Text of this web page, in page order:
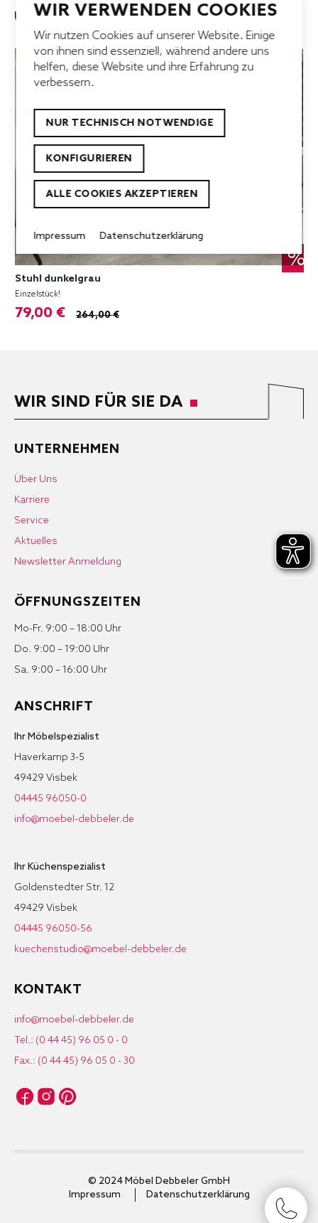
UNSERE TOP-ANGEBOTE
%
Stuhl dunkelgrau
Einzelstück!
79,00 € 264,00 €
WIR SIND FÜR SIE DA
UNTERNEHMEN
Über Uns
Karriere
Service
Aktuelles
Newsletter Anmeldung
ÖFFNUNGSZEITEN
Mo-Fr. 9:00 – 18:00 Uhr
Do. 9:00 – 19:00 Uhr
Sa. 9:00 – 16:00 Uhr
ANSCHRIFT
Ihr Möbelspezialist
Haverkamp 3-5
49429 Visbek
04445 96050-0
info@moebel-debbeler.de
Ihr Küchenspezialist
Goldenstedter Str. 12
49429 Visbek
04445 96050-56
kuechenstudio@moebel-debbeler.de
KONTAKT
info@moebel-debbeler.de
Tel.: (0 44 45) 96 05 0 - 0
Fax.: (0 44 45) 96 05 0 - 30
© 2024 Möbel Debbeler GmbH
Impressum
Datenschutzerklärung
WIR VERWENDEN COOKIES
Wir nutzen Cookies auf unserer Website. Einige
von ihnen sind essenziell, während andere uns
helfen, diese Website und ihre Erfahrung zu
verbessern.
NUR TECHNISCH NOTWENDIGE
KONFIGURIEREN
ALLE COOKIES AKZEPTIEREN
Impressum Datenschutzerklärung